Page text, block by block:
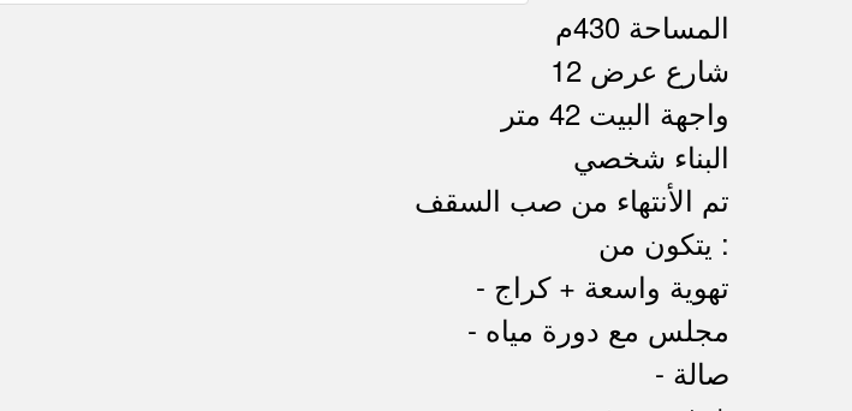
المساحة 430م
شارع عرض 12
واجهة البيت 42 متر
البناء شخصي
تم الأنتهاء من صب السقف
يتكون من :
- تهوية واسعة + كراج
- مجلس مع دورة مياه
- صالة